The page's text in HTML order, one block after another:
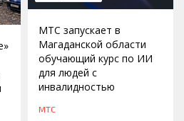
МТС запускает в
Магаданской области
обучающий курс по ИИ
для людей с
инвалидностью
МТС